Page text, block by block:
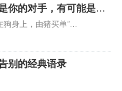
你的对手，有可能是一
狗身上，由猪买单”…
别的经典语录